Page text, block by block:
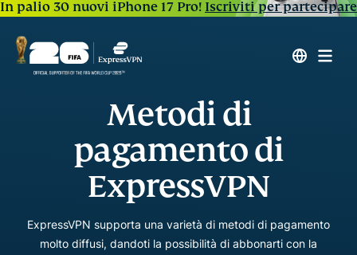
In palio 30 nuovi iPhone 17 Pro! Iscriviti per partecipare
Metodi di
pagamento di
ExpressVPN
ExpressVPN supporta una varietà di metodi di pagamento
molto diffusi, dandoti la possibilità di abbonarti con la